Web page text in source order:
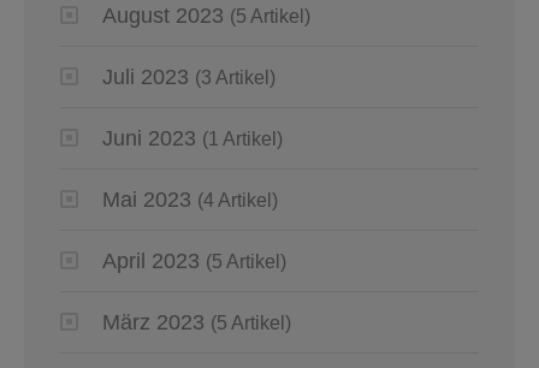
August 2023 (5 Artikel)
Juli 2023 (3 Artikel)
Juni 2023 (1 Artikel)
Mai 2023 (4 Artikel)
April 2023 (5 Artikel)
März 2023 (5 Artikel)